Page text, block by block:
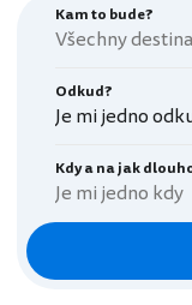
Kam to bude?
Odkud?
Je mi jedno
Kdy a na jak
Je mi jedno kdy